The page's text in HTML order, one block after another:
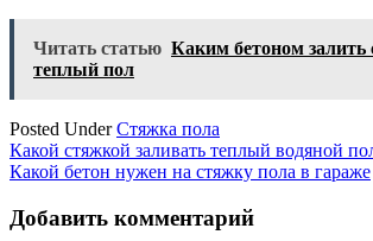
Читать статью Каким бетоном залить
теплый пол
Posted UnderСтяжка пола
Навигация
по
записям
Какой стяжкой заливать теплый водяной
Какой бетон нужен на стяжку пола в гараже
Добавить комментарий